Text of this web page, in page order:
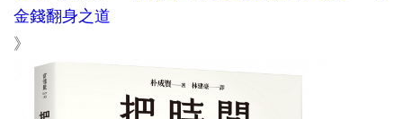
金錢翻身之道
》